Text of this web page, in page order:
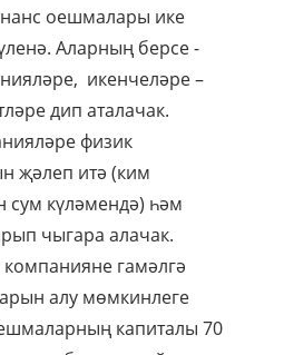
оешмалары ике
Аларның берсе -
икенчеләре –
дип аталачак.
физик
җәлеп итә (ким
сум күләмендә) һәм
чыгара алачак.
гамәлгә
алу мөмкинлеге
капиталы 70